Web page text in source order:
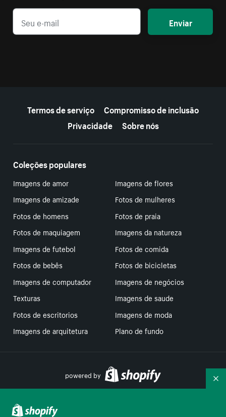
Enviar
Termos de serviço
Compromisso de inclusão
Privacidade
Sobre nós
Coleções populares
Imagens de amor
Imagens de flores
Imagens de amizade
Fotos de mulheres
Fotos de homens
Fotos de praia
Fotos de maquiagem
Imagens da natureza
Imagens de futebol
Fotos de comida
Fotos de bebês
Fotos de bicicletas
Imagens de computador
Imagens de negócios
Texturas
Imagens de saude
Fotos de escritorios
Imagens de moda
Imagens de arquitetura
Plano de fundo
powered by